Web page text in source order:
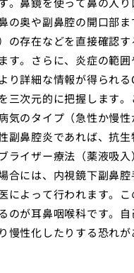
の奥や副鼻腔の開口部
の存在などを直接確認
す。さらに、炎症の範
り詳細な情報が得られ
三次元的に把握します
気のタイプ（急性か慢
副鼻腔炎であれば、抗
ライザー療法（薬液吸
合には、内視鏡下副鼻
によって行われます。
のが耳鼻咽喉科です。
慢性化したりする恐れ